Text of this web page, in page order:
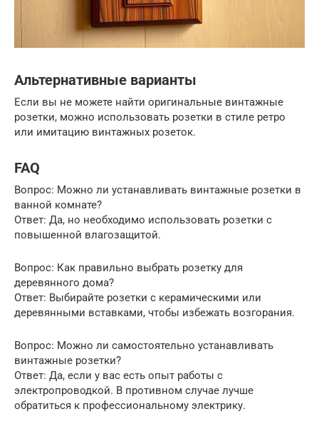
Альтернативные варианты
Если вы не можете найти оригинальные винтажные
розетки, можно использовать розетки в стиле ретро
или имитацию винтажных розеток.
FAQ
Вопрос: Можно ли устанавливать винтажные розетки в
ванной комнате?
Ответ: Да, но необходимо использовать розетки с
повышенной влагозащитой.
Вопрос: Как правильно выбрать розетку для
деревянного дома?
Ответ: Выбирайте розетки с керамическими или
деревянными вставками, чтобы избежать возгорания.
Вопрос: Можно ли самостоятельно устанавливать
винтажные розетки?
Ответ: Да, если у вас есть опыт работы с
электропроводкой. В противном случае лучше
обратиться к профессиональному электрику.